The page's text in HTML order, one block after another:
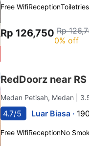
Free WifiReceptionToiletries
Rp 126,750 Rp
0% off
RedDoorz near
Medan Petisah, Medan |
4.7/5 Luar Biasa ·
Free WifiReceptionNo